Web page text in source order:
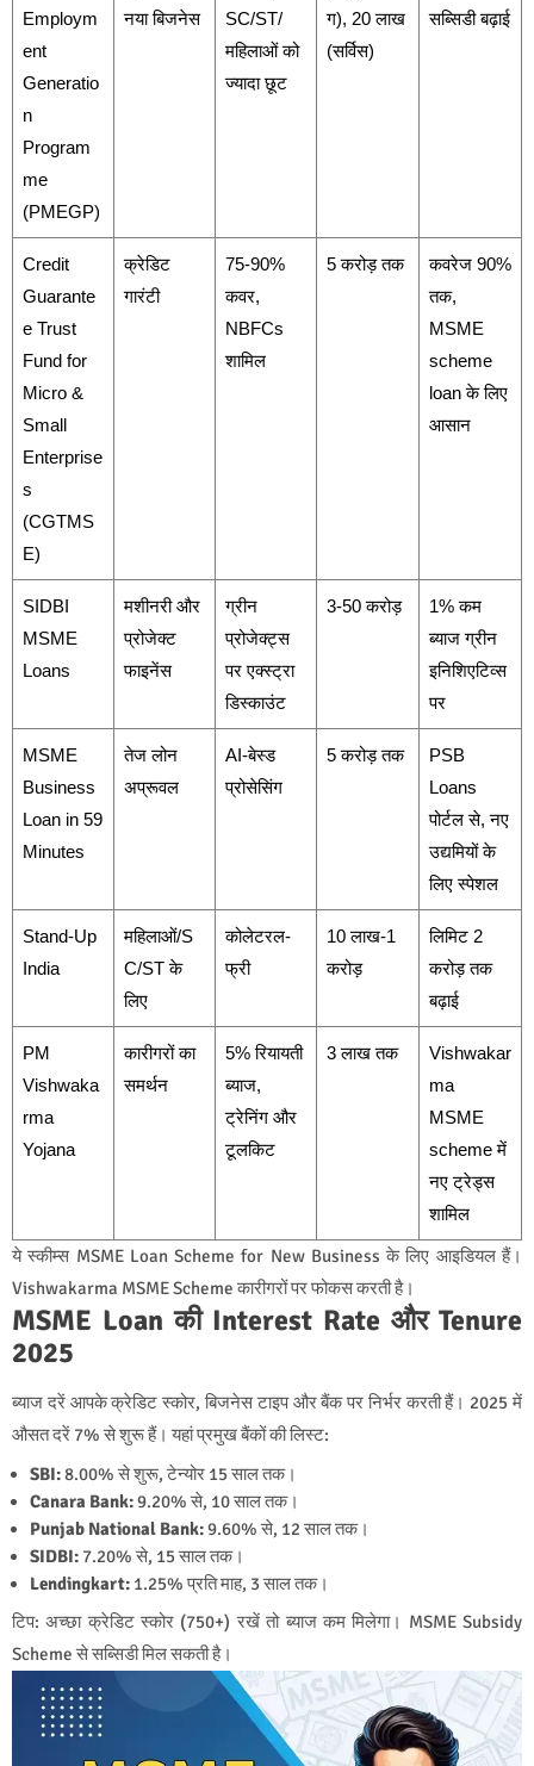
Employm
ent
Generatio
n
Program
me
(PMEGP)
नया बिजनेस
SC/ST/
महिलाओं को
ज्यादा छूट
ग), 20 लाख
(सर्विस)
सब्सिडी बढ़ाई
Credit
Guarante
e Trust
Fund for
Micro &
Small
Enterprise
s
(CGTMS
E)
क्रेडिट
गारंटी
75-90%
कवर,
NBFCs
शामिल
5 करोड़ तक
कवरेज 90%
तक,
MSME
scheme
loan के लिए
आसान
SIDBI
MSME
Loans
मशीनरी और
प्रोजेक्ट
फाइनेंस
ग्रीन
प्रोजेक्ट्स
पर एक्स्ट्रा
डिस्काउंट
3-50 करोड़
1% कम
ब्याज ग्रीन
इनिशिएटिव्स
पर
MSME
Business
Loan in 59
Minutes
तेज लोन
अप्रूवल
AI-बेस्ड
प्रोसेसिंग
5 करोड़ तक
PSB
Loans
पोर्टल से, नए
उद्यमियों के
लिए स्पेशल
Stand-Up
India
महिलाओं/S
C/ST के
लिए
कोलेटरल-
फ्री
10 लाख-1
करोड़
लिमिट 2
करोड़ तक
बढ़ाई
PM
Vishwaka
rma
Yojana
कारीगरों का
समर्थन
5% रियायती
ब्याज,
ट्रेनिंग और
टूलकिट
3 लाख तक
Vishwakar
ma
MSME
scheme में
नए ट्रेड्स
शामिल
ये स्कीम्स MSME Loan Scheme for New Business के लिए आइडियल हैं।
Vishwakarma MSME Scheme कारीगरों पर फोकस करती है।
MSME Loan की Interest Rate और Tenure
2025
ब्याज दरें आपके क्रेडिट स्कोर, बिजनेस टाइप और बैंक पर निर्भर करती हैं। 2025 में
औसत दरें 7% से शुरू हैं। यहां प्रमुख बैंकों की लिस्ट:
SBI:8.00% से शुरू, टेन्योर 15 साल तक।
Canara Bank:9.20% से, 10 साल तक।
Punjab National Bank:9.60% से, 12 साल तक।
SIDBI: 7.20% से, 15 साल तक।
Lendingkart: 1.25% प्रति माह, 3 साल तक।
टिप: अच्छा क्रेडिट स्कोर (750+) रखें तो ब्याज कम मिलेगा। MSME Subsidy
Scheme से सब्सिडी मिल सकती है।